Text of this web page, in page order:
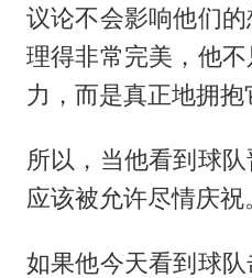
议论不会影响他们的
理得非常完美，他
力，而是真正地拥抱
所以，当他看到球
应该被允许尽情庆祝
如果他今天看到球